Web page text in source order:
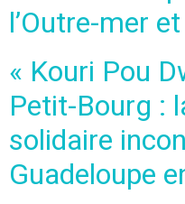
l’Outre-mer
« Kouri Pou
Petit-Bourg :
solidaire
Guadeloupe